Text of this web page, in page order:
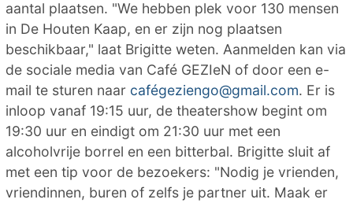
aantal plaatsen. "We hebben plek voor 130 mensen
in De Houten Kaap, en er zijn nog plaatsen
beschikbaar," laat Brigitte weten. Aanmelden kan via
de sociale media van Café GEZIeN of door een e-
mail te sturen naar cafégeziengo@gmail.com. Er is
inloop vanaf 19:15 uur, de theatershow begint om
19:30 uur en eindigt om 21:30 uur met een
alcoholvrije borrel en een bitterbal. Brigitte sluit af
met een tip voor de bezoekers: "Nodig je vrienden,
vriendinnen, buren of zelfs je partner uit. Maak er